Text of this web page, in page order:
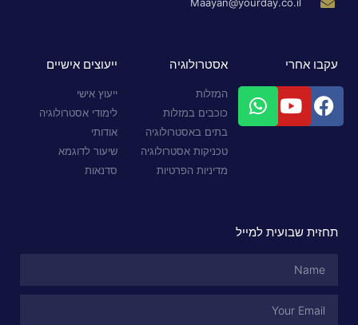
עקבו אחרי אסטרולוגיה
המזלות
כוכבים במזלות
בתים באסטרולוגיה
טכניקות אסטרולוגיה
מדיניות הפרטיות
ייעוצים אישיים
ייעוץ אישי
לימודי אסטרולוגיה
אודותי
שיעור לדוגמא
סדנאות
תחזית שבועית למייל